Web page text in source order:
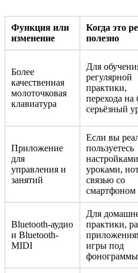
Функция или
изменение
Когда это
полезно
Более
качественная
молоточковая
клавиатура
Для
регулярной
практики,
перехода на
серьёзный
Приложение
для
управления и
занятий
Если вы
пользуетесь
уроками,
связью со
смартфоном
Bluetooth-аудио
и Bluetooth-
MIDI
Для
практики,
игры под
фонограммы